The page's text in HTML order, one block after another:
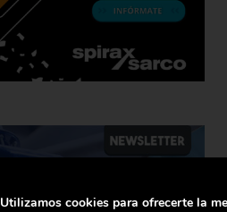
Utilizamos cookies para ofrecerte la